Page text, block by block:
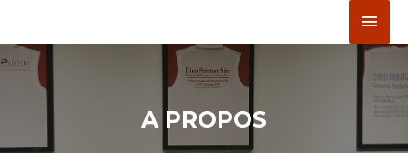
contenu
A PROPOS